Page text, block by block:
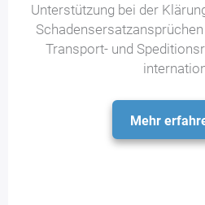
Unterstützung bei der
Transport- und
Mehr